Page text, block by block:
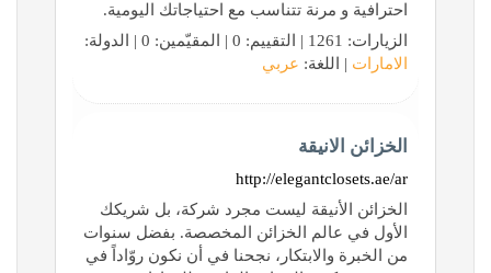
احترافية و مرنة تتناسب مع احتياجاتك اليومية.
الزيارات: 1261 | التقييم: 0 | المقيّمين: 0 | الدولة:
الامارات | اللغة: عربي
الخزائن الانيقة
http://elegantclosets.ae/ar
الخزائن الأنيقة ليست مجرد شركة، بل شريكك
الأول في عالم الخزائن المخصصة. بفضل سنوات
من الخبرة والابتكار، نجحنا في أن نكون روّاداً في